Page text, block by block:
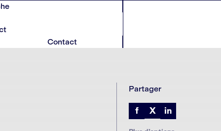
Contact
Partager
f X in